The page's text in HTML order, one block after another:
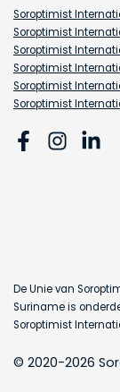
Soroptimist
Soroptimist
Soroptimist
Soroptimist
Soroptimist
Soroptimist
De Unie van
Suriname is
Soroptimist
© 2020-2026